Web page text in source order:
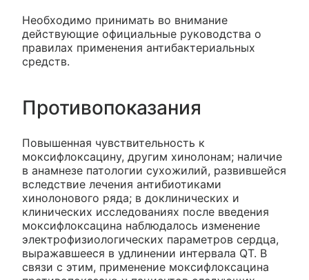
Необходимо принимать во внимание
действующие официальные руководства о
правилах применения антибактериальных
средств.
Противопоказания
Повышенная чувствительность к
моксифлоксацину, другим хинолонам; наличие
в анамнезе патологии сухожилий, развившейся
вследствие лечения антибиотиками
хинолонового ряда; в доклинических и
клинических исследованиях после введения
моксифлоксацина наблюдалось изменение
электрофизиологических параметров сердца,
выражавшееся в удлинении интервала QT. В
связи с этим, применение моксифлоксацина